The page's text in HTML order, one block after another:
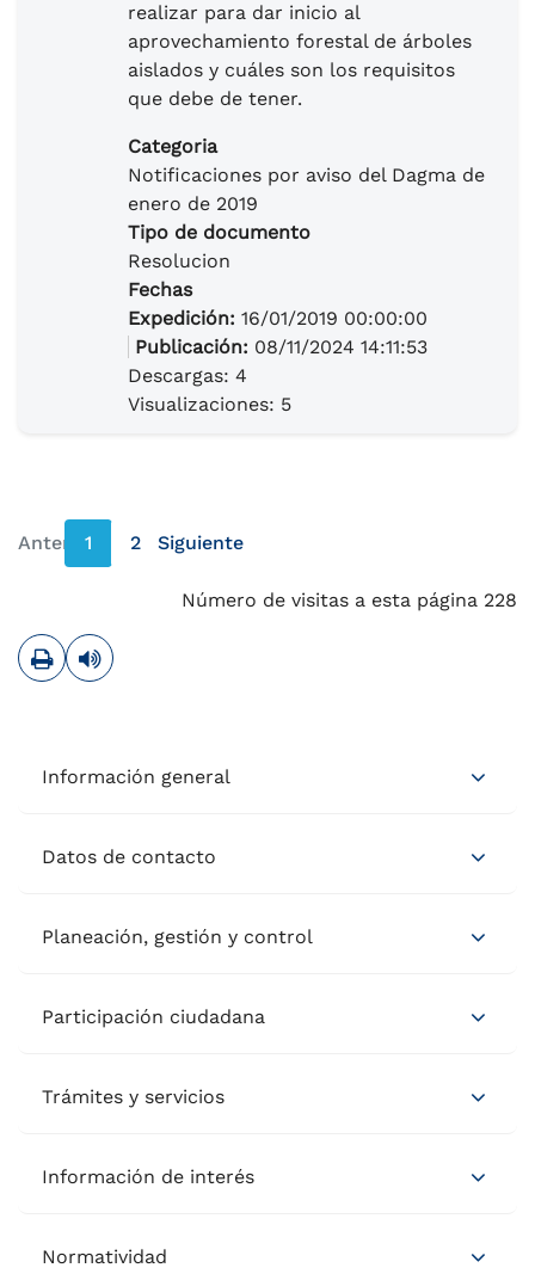
realizar para dar inicio al
aprovechamiento forestal de árboles
aislados y cuáles son los requisitos
que debe de tener.
Categoria
Notificaciones por aviso del Dagma de
enero de 2019
Tipo de documento
Resolucion
Fechas
Expedición: 16/01/2019 00:00:00
Publicación: 08/11/2024 14:11:53
Descargas: 4
Visualizaciones: 5
Anterior
1 2 Siguiente
página siguiente
Número de visitas a esta página 228
ImprimirLeer contenido
Información general
Datos de contacto
Planeación, gestión y control
Participación ciudadana
Trámites y servicios
Información de interés
Normatividad